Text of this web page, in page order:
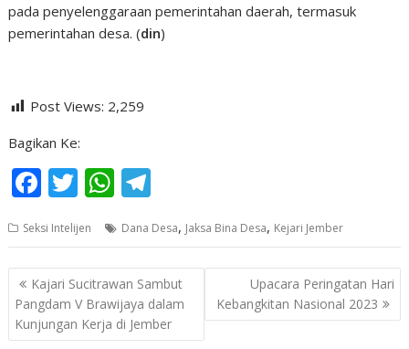
pada penyelenggaraan pemerintahan daerah, termasuk
pemerintahan desa. (din)
Post Views: 2,259
Bagikan Ke:
F
e
b
o
o
T
itt
er
W
at
s
A
p
e
gr
a
m
Seksi Intelijen Dana Desa, Jaksa Bina Desa, Kejari Jember
Navigasi
pos
Kajari Sucitrawan Sambut
Pangdam V Brawijaya dalam
Kunjungan Kerja di Jember
Upacara Peringatan Hari
Kebangkitan Nasional 2023